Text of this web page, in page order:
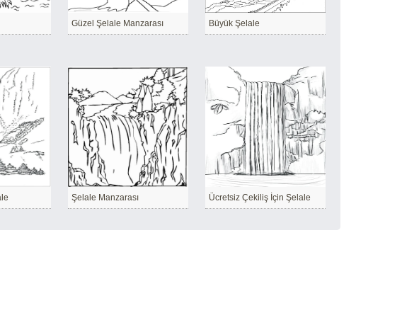
Güzel Şelale Manzarası Büyük Şelale
Şelale Manzarası Ücretsiz Çekiliş İçin Şelale